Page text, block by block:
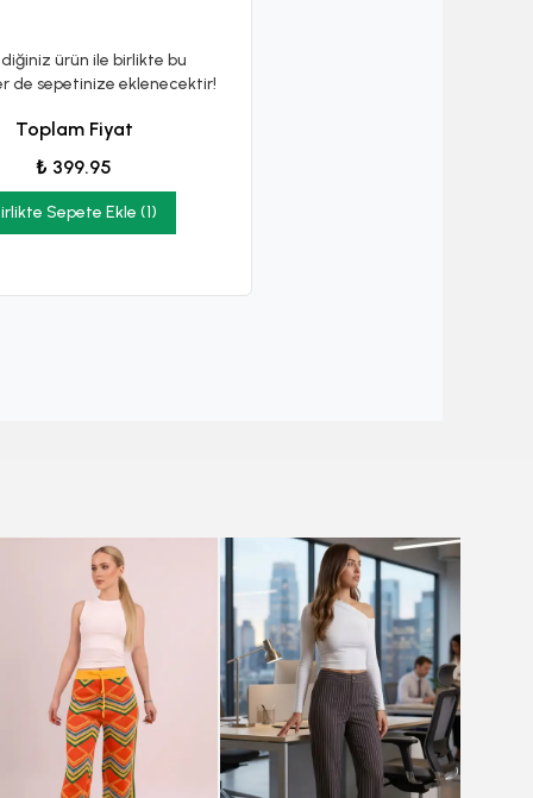
ürün ile birlikte bu
de sepetinize eklenecektir!
Toplam Fiyat
₺ 399.95
Sepete Ekle (1)